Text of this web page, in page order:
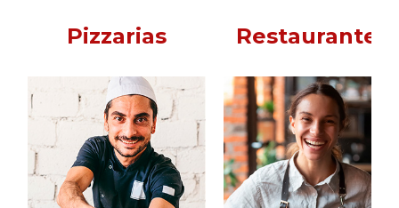
Pizzarias Restaurantes